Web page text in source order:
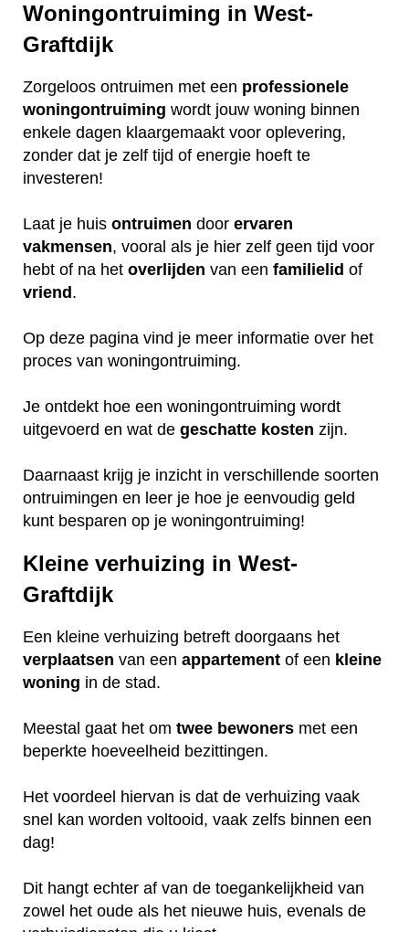
Woningontruiming in West-
Graftdijk
Zorgeloos ontruimen met een professionele
woningontruiming wordt jouw woning binnen
enkele dagen klaargemaakt voor oplevering,
zonder dat je zelf tijd of energie hoeft te
investeren!
Laat je huis ontruimen door ervaren
vakmensen, vooral als je hier zelf geen tijd voor
hebt of na het overlijden van een familielid of
vriend.
Op deze pagina vind je meer informatie over het
proces van woningontruiming.
Je ontdekt hoe een woningontruiming wordt
uitgevoerd en wat de geschatte kosten zijn.
Daarnaast krijg je inzicht in verschillende soorten
ontruimingen en leer je hoe je eenvoudig geld
kunt besparen op je woningontruiming!
Kleine verhuizing in West-
Graftdijk
Een kleine verhuizing betreft doorgaans het
verplaatsen van een appartement of een kleine
woning in de stad.
Meestal gaat het om twee bewoners met een
beperkte hoeveelheid bezittingen.
Het voordeel hiervan is dat de verhuizing vaak
snel kan worden voltooid, vaak zelfs binnen een
dag!
Dit hangt echter af van de toegankelijkheid van
zowel het oude als het nieuwe huis, evenals de